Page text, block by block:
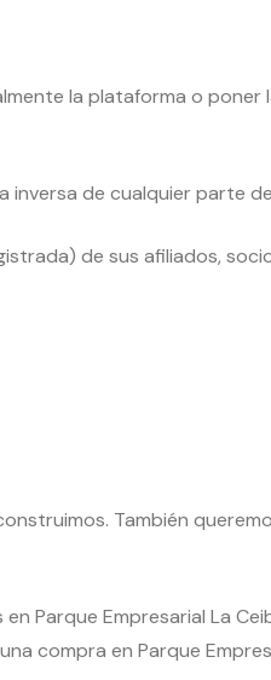
la plataforma o poner
inversa de cualquier parte
de sus afiliados,
También
Parque Empresarial La
compra en Parque